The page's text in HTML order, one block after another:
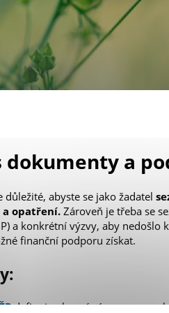
dokumenty a
abyste se jako žadatel
a opatření.Zároveň je třeba se
a konkrétní výzvy, aby
finanční podporu získat.
:
definuje obecný rámec pro